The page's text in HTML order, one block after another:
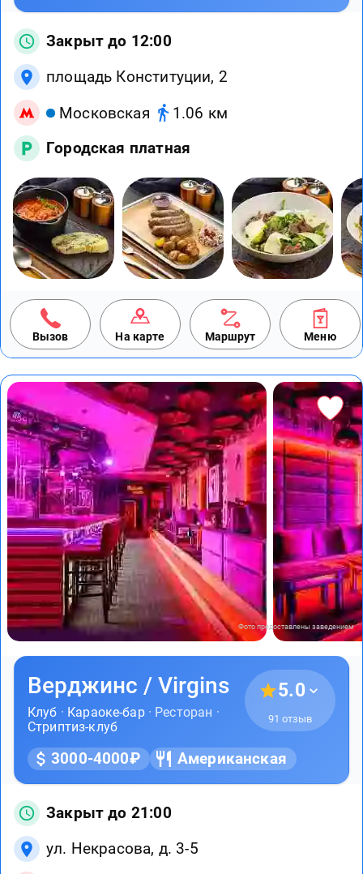
Закрыт до 12:00
площадь Конституции, 2
Московская
1.06 км
Городская платная
Вызов На карте Маршрут Меню
Фото предоставлены заведением
Верджинс / Virgins
Клуб · Караоке-бар· Ресторан ·
Стриптиз-клуб
5.0
91 отзыв
3000-4000₽ Американская
Закрыт до 21:00
ул. Некрасова, д. 3-5